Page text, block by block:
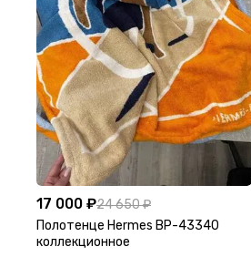
17 000 ₽24 650 ₽
Полотенце Hermes BP-43340
коллекционное